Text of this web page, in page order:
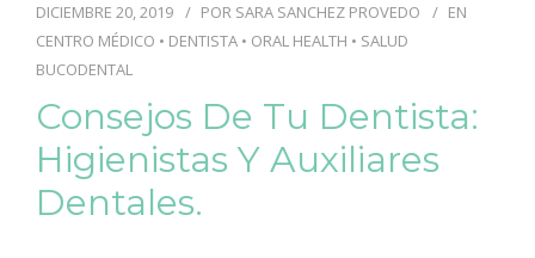
DICIEMBRE 20, 2019 POR SARA SANCHEZ PROVEDO
EN
CENTRO MÉDICO • DENTISTA • ORAL HEALTH • SALUD
BUCODENTAL
Consejos De Tu Dentista:
Higienistas Y Auxiliares
Dentales.